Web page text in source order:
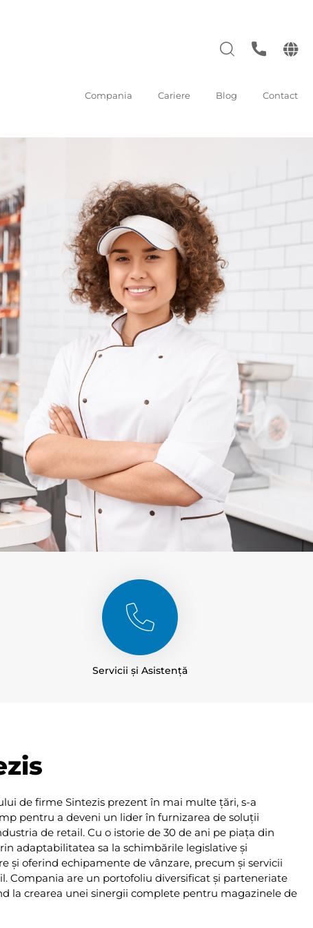
Compania Cariere Blog Contact
Servicii și Asistență
de firme Sintezis prezent în mai multe țări, s-a
pentru a deveni un lider în furnizarea de soluții
de retail. Cu o istorie de 30 de ani pe piața din
adaptabilitatea sa la schimbările legislative și
și oferind echipamente de vânzare, precum și servicii
Compania are un portofoliu diversificat și parteneriate
la crearea unei sinergii complete pentru magazinele de